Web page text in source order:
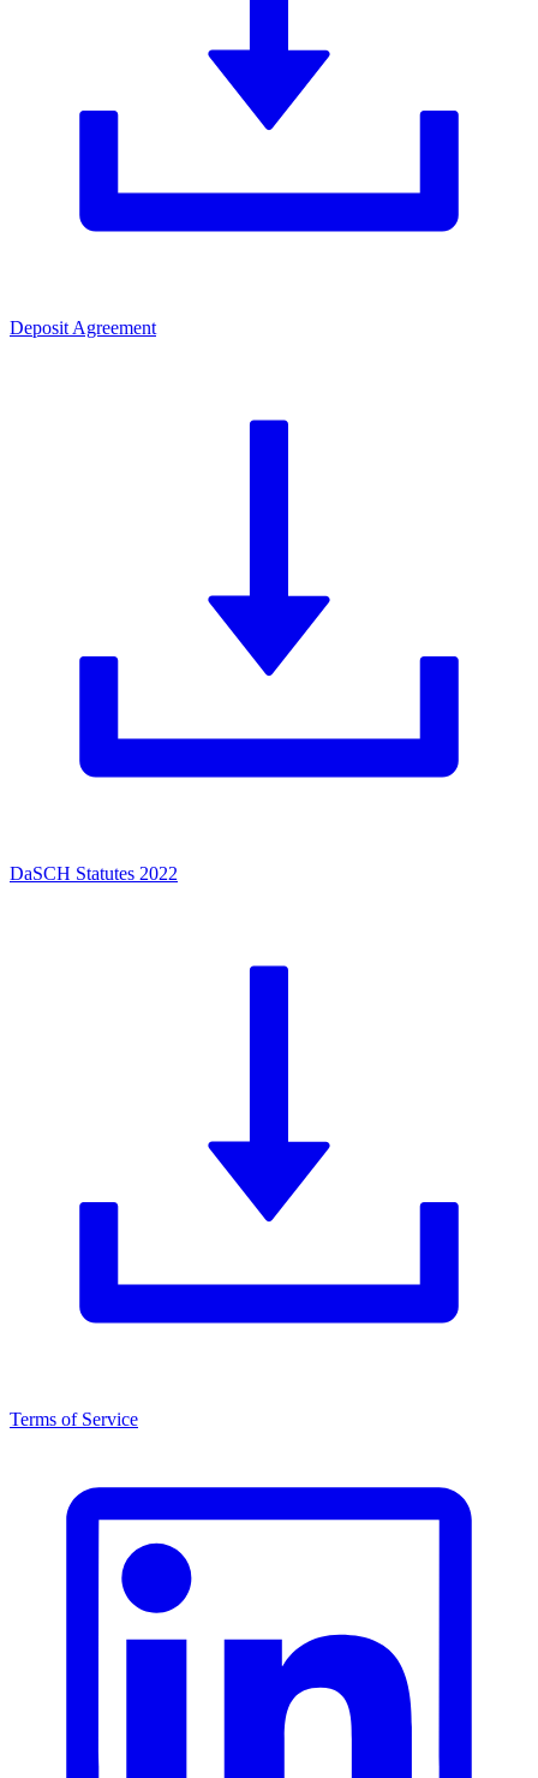
Deposit Agreement
DaSCH Statutes 2022
Terms of Service